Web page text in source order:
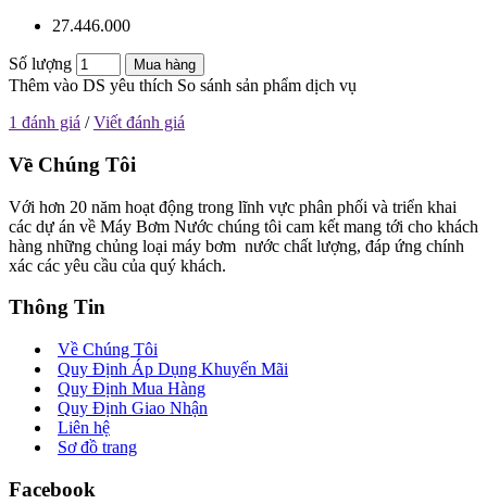
27.446.000
Số lượng Mua hàng
Thêm vào DS yêu thích So sánh sản phẩm dịch vụ
1 đánh giá /Viết đánh giá
Về Chúng Tôi
Với hơn 20 năm hoạt động trong lĩnh vực phân phối và triển khai
các dự án về Máy Bơm Nước chúng tôi cam kết mang tới cho khách
hàng những chủng loại máy bơm nước chất lượng, đáp ứng chính
xác các yêu cầu của quý khách.
Thông Tin
Về Chúng Tôi
Quy Định Áp Dụng Khuyến Mãi
Quy Định Mua Hàng
Quy Định Giao Nhận
Liên hệ
Sơ đồ trang
Facebook